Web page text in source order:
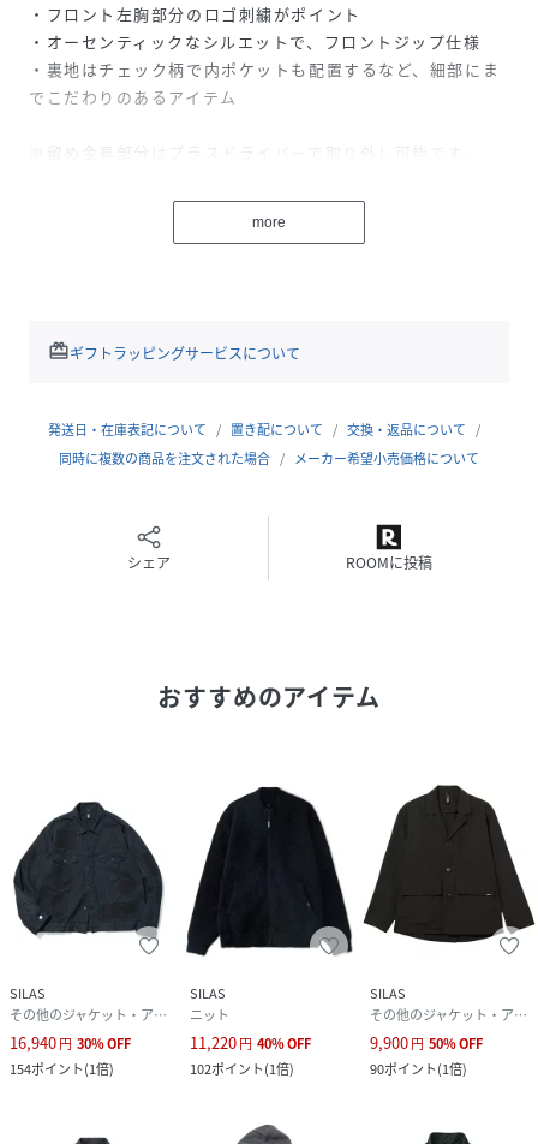
・フロント左胸部分のロゴ刺繍がポイント
・オーセンティックなシルエットで、フロントジップ仕様
・裏地はチェック柄で内ポケットも配置するなど、細部にま
でこだわりのあるアイテム
※留め金具部分はプラスドライバーで取り外し可能です。
ゆるみがないかご確認の上、ご使用下さい。
・透け感：なし
・裏地：あり
・シルエット：ベーシック
BLACK着用 model：H183 着用サイズ：L
OLIVE着用 model：H182 着用サイズ：L
オリジナルブランドである”Holmes”に携わっていた、ラッ
ち上げたロンドン発のストリートブランド。
「イーストロンドンストリート」と「ストリートシック」を
コンセプトに、上品な雰囲気を持つストリートウェアを提
案。
・アテンションタグ・洗濯表示を必ずご確認の上、ご使用下
さい。
・画像の商品は光の照射や角度により、実物と色味が異なる
more
redeemギフトラッピングサービスについて
発送日・在庫表記について 置き配について
交換・返品について
同時に複数の商品を注文された場合
メーカー希望小売価格について
シェア ROOMに投稿
おすすめのアイテム
SILAS
その他のジャケット・アウター
16,940円 30%OFF
154ポイント(1倍)
SILAS
ニット
11,220円 40%OFF
102ポイント(1倍)
SILAS
その他のジャケット・アウター
9,900円 50%OFF
90ポイント(1倍)